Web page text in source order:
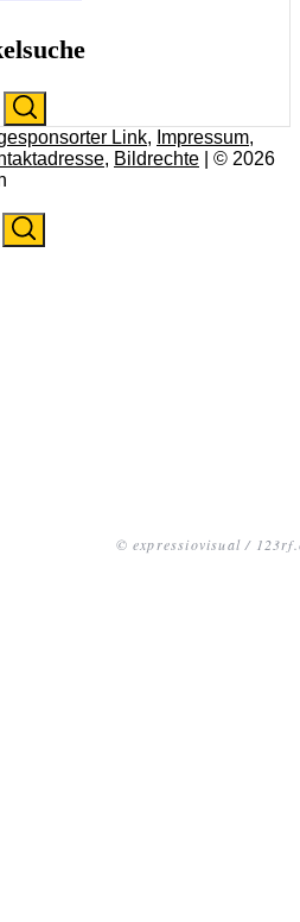
© expressiovisual /
Link, Impressum,
, Bildrechte | © 2026